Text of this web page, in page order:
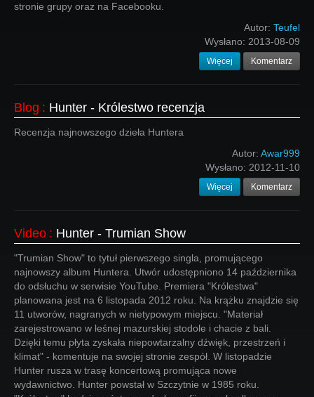
stronie grupy oraz na Facebooku.
Autor: Teufel
Wysłano: 2013-08-09
Więcej Komentarz
Blog : Hunter - Królestwo recenzja
Recenzja najnowszego dzieła Huntera
Autor: Awar999
Wysłano: 2012-11-10
Więcej Komentarz
Video : Hunter - Trumian Show
"Trumian Show" to tytuł pierwszego singla, promującego
najnowszy album Huntera. Utwór udostępniono 14 października
do odsłuchu w serwisie YouTube. Premiera "Królestwa"
planowana jest na 6 listopada 2012 roku. Na krążku znajdzie się
11 utworów, nagranych w nietypowym miejscu. "Materiał
zarejestrowano w leśnej mazurskiej stodole i chacie z bali.
Dzięki temu płyta zyskała niepowtarzalny dźwięk, przestrzeń i
klimat" - komentuje na swojej stronie zespół. W listopadzie
Hunter rusza w trasę koncertową promująca nowe
wydawnictwo. Hunter powstał w Szczytnie w 1985 roku.